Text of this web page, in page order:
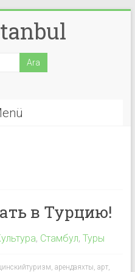
в Турцию!
, Стамбул, Туры
, арендаяхты, арт,